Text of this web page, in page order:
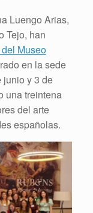
Luengo Arias,
Tejo, han
Museo
en la sede
junio y 3 de
una treintena
del arte
españolas.